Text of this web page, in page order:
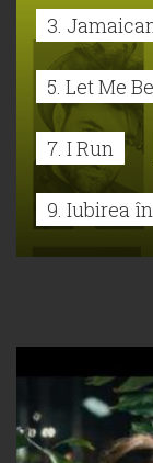
3.
5. Let Me Be
7. I Run
9. Iubirea